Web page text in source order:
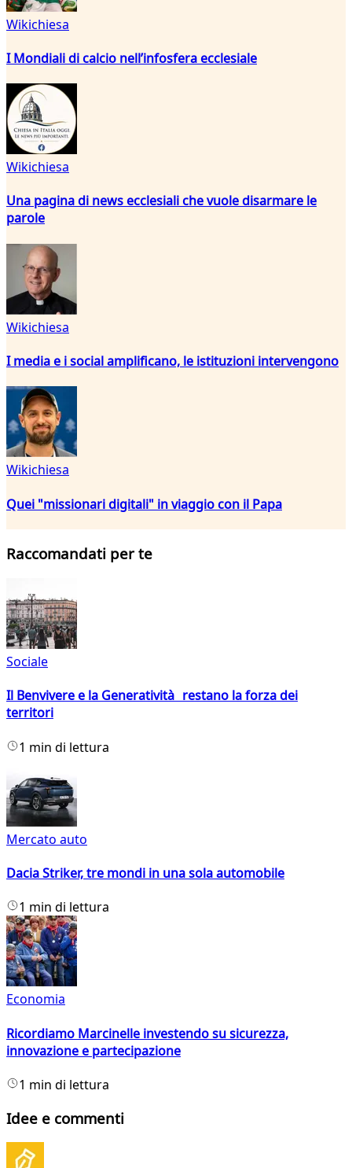
Wikichiesa
I Mondiali di calcio nell’infosfera ecclesiale
Wikichiesa
Una pagina di news ecclesiali che vuole disarmare le
parole
Wikichiesa
I media e i social amplificano, le istituzioni intervengono
Wikichiesa
Quei "missionari digitali" in viaggio con il Papa
Raccomandati per te
Sociale
Il Benvivere e la Generatività restano la forza dei
territori
1 min di lettura
Mercato auto
Dacia Striker, tre mondi in una sola automobile
1 min di lettura
Economia
Ricordiamo Marcinelle investendo su sicurezza,
innovazione e partecipazione
1 min di lettura
Idee e commenti